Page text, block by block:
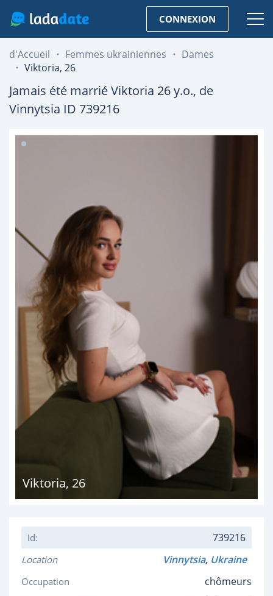
CONNEXION
d'Accueil Femmes ukrainiennes
Dames
Viktoria, 26
Jamais été marriéViktoria 26y.o., de
Vinnytsia ID 739216
Viktoria, 26
Id: 739216
Location Vinnytsia, Ukraine
Occupation chômeurs